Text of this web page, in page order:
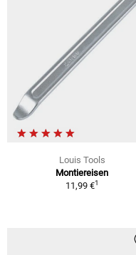
Louis Tools
Montiereisen
11,99 €1